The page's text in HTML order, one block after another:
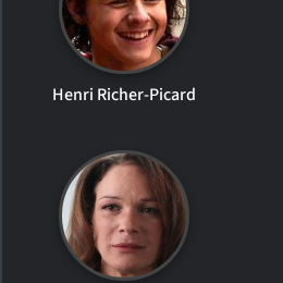
Henri Richer-Picard